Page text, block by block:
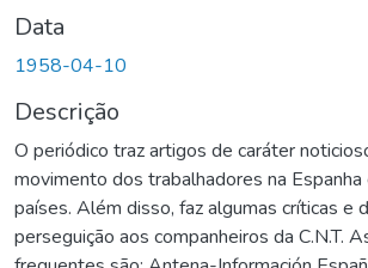
Data
1958-04-10
Descrição
O periódico traz artigos de caráter
movimento dos trabalhadores na
países. Além disso, faz algumas críticas e
perseguição aos companheiros da C.N.T.